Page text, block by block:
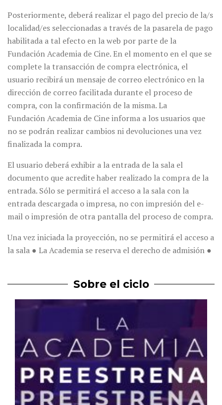
Posteriormente, deberá realizar el pago del precio de la/s
localidad/es seleccionadas a través de la pasarela de pago
habilitada a tal efecto en la web por parte de la
Fundación Academia de Cine. En el momento en el que se
complete la transacción de compra electrónica, el
usuario recibirá un mensaje de correo electrónico en la
dirección de correo facilitada durante el proceso de
compra, con la confirmación de la misma. La
Fundación Academia de Cine informa a los usuarios que
no se podrán realizar cambios ni devoluciones una vez
finalizada la compra.
El usuario deberá exhibir a la entrada de la sala el
documento que acredite haber realizado la compra de la
entrada. Sólo se permitirá el acceso a la sala con la
entrada descargada o impresa, no con impresión del e-
mail o impresión de otra pantalla del proceso de compra.
Una vez iniciada la proyección, no se permitirá el acceso a
la sala ● La Academia se reserva el derecho de admisión ●
Sobre el ciclo